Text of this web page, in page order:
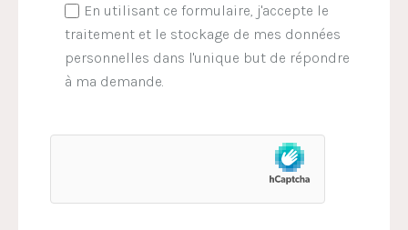
En utilisant ce formulaire, j'accepte le
traitement et le stockage de mes données
personnelles dans l'unique but de répondre
à ma demande.